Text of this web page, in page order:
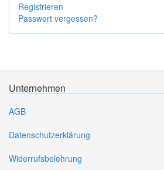
Registrieren
Passwort vergessen?
Unternehmen
AGB
Datenschutzerklärung
Widerrufsbelehrung